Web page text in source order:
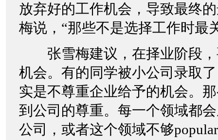
放弃好的工作机会，导致最终
梅说，“那些不是选择工作时最
张雪梅建议，在择业阶段，
机会。有的同学被小公司录取
实是不尊重企业给予的机会。
到公司的尊重。每一个领域都
公司，或者这个领域不够